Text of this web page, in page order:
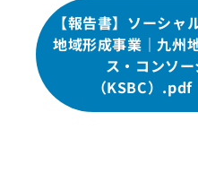
【報告書】ソーシャ
地域形成事業｜九州
ス・コンソ
（KSBC）.pdf